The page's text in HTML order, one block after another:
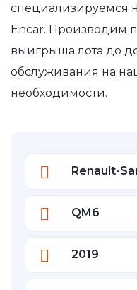
специализируемся
Encar. Производим
выигрыша лота до
обслуживания на
необходимости.
Renault-
QM6
2019